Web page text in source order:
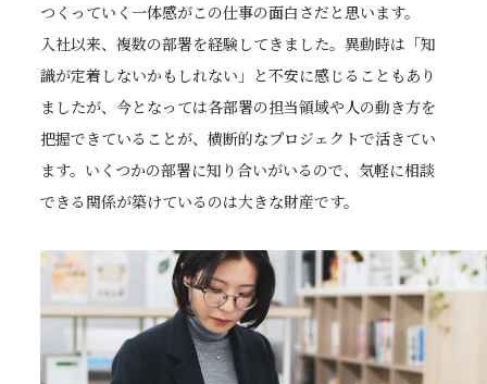
つくっていく一体感がこの仕事の面白さだと思います。
入社以来、複数の部署を経験してきました。異動時は「知
識が定着しないかもしれない」と不安に感じることもあり
ましたが、今となっては各部署の担当領域や人の動き方を
把握できていることが、横断的なプロジェクトで活きてい
ます。いくつかの部署に知り合いがいるので、気軽に相談
できる関係が築けているのは大きな財産です。